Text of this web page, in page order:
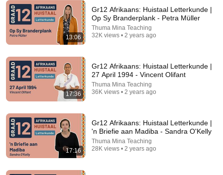
Gr12 Afrikaans: Huistaal Letterkunde | Dienaar van
die Nagereg - Patrick James Petersen
Thuma Mina Teaching • 47K views
13:06
Gr12 Afrikaans: Huistaal Letterkunde |
Op Sy Branderplank - Petra Müller
Thuma Mina Teaching
32K views • 2 years ago
17:36
Gr12 Afrikaans: Huistaal Letterkunde |
27 April 1994 - Vincent Olifant
Thuma Mina Teaching
36K views • 2 years ago
17:16
Gr12 Afrikaans: Huistaal Letterkunde |
'n Briefie aan Madiba - Sandra O'Kelly
Thuma Mina Teaching
28K views • 2 years ago